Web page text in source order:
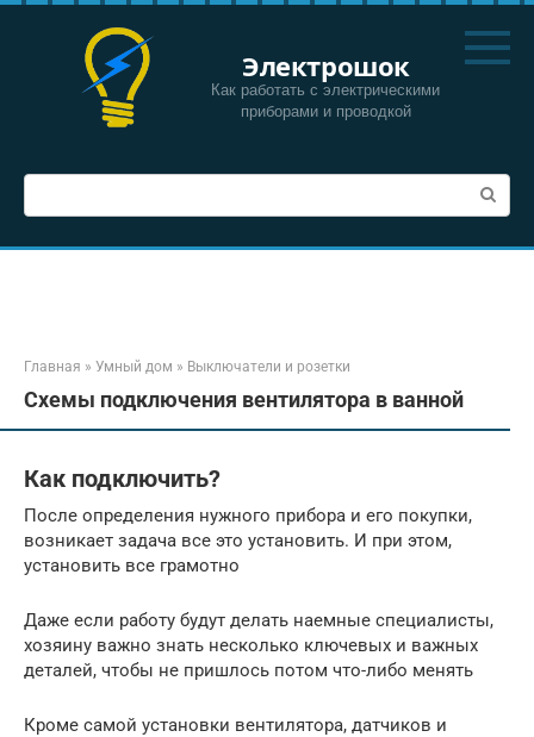
Перейти
Электрошок
Как работать с электрическими
приборами и проводкой
Поиск:
Главная » Умный дом » Выключатели и розетки
Схемы подключения вентилятора в ванной
Как подключить?
После определения нужного прибора и его покупки,
возникает задача все это установить. И при этом,
установить все грамотно
Даже если работу будут делать наемные специалисты,
хозяину важно знать несколько ключевых и важных
деталей, чтобы не пришлось потом что-либо менять
Кроме самой установки вентилятора, датчиков и